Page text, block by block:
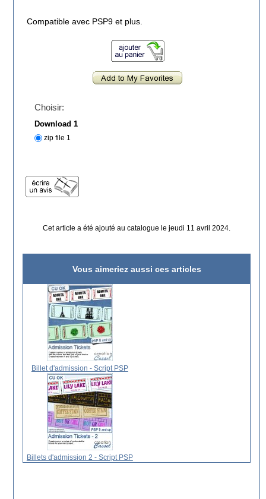
Compatible avec PSP9 et plus.
Choisir:
Download 1
zip file 1
Cet article a été ajouté au catalogue le jeudi 11 avril 2024.
Vous aimeriez aussi ces articles
Billet d'admission - Script PSP
Billets d'admission 2 - Script PSP